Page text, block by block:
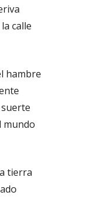
calle
hambre
mundo
tierra